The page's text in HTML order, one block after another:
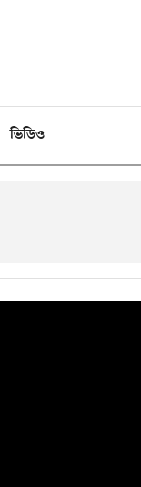
ভিডিও